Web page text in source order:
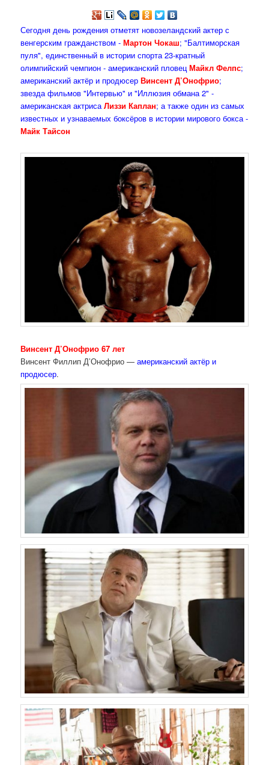
Сегодня день рождения отметят новозеландский актер с
венгерским гражданством -Мартон Чокаш; "Балтиморская
пуля", единственный в истории спорта 23-кратный
олимпийский чемпион - американский пловецМайкл Фелпс;
американский актёр и продюсерВинсент Д’Онофрио;
звезда фильмов "Интервью" и "Иллюзия обмана 2" -
американская актрисаЛиззи Каплан; а также один из самых
известных и узнаваемых боксёров в истории мирового бокса -
Майк Тайсон
Винсент Д’Онофрио 67 лет
Винсент Филлип Д’Онофрио —американский актёр и
продюсер.